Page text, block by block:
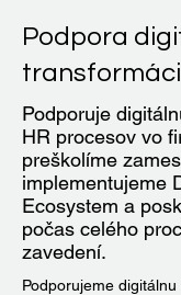
Podpora
Podporuje
HR procesov vo
preškolíme
implementujeme
Ecosystem a
počas celého
zavedení.
Podporujeme